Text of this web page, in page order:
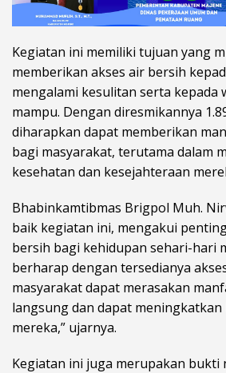
Kegiatan ini memiliki tujuan yang
memberikan akses air bersih
mengalami kesulitan serta kepada
mampu. Dengan diresmikannya
diharapkan dapat memberikan
bagi masyarakat, terutama dalam
kesehatan dan kesejahteraan
Bhabinkamtibmas Brigpol Muh.
baik kegiatan ini, mengakui
bersih bagi kehidupan sehari-hari
berharap dengan tersedianya
masyarakat dapat merasakan
langsung dan dapat
mereka,” ujarnya.
Kegiatan ini juga merupakan bukti